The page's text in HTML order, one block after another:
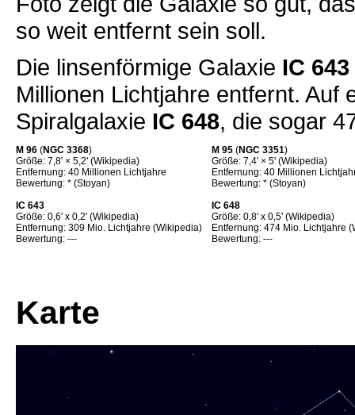
so weit entfernt sein soll.
Die linsenförmige Galaxie IC 643
Millionen Lichtjahre entfernt. Auf
Spiralgalaxie IC 648, die sogar
M 96 (NGC 3368) M 95 (NGC 3351)
Größe: 7,8' × 5,2' (Wikipedia)
Entfernung: 40 Millionen Lichtjahre
Bewertung: * (Stoyan)
Größe: 7,4′ × 5' (Wikipedia)
Entfernung: 40 Millionen
Bewertung: * (Stoyan)
IC 643
IC 648
Größe: 0,6' x 0,2' (Wikipedia)
Entfernung: 309 Mio. Lichtjahre (Wikipedia)
Bewertung: ---
Größe: 0,8' x 0,5' (Wikipedia)
Entfernung: 474 Mio. Lichtjahre
Bewertung: ---
Karte